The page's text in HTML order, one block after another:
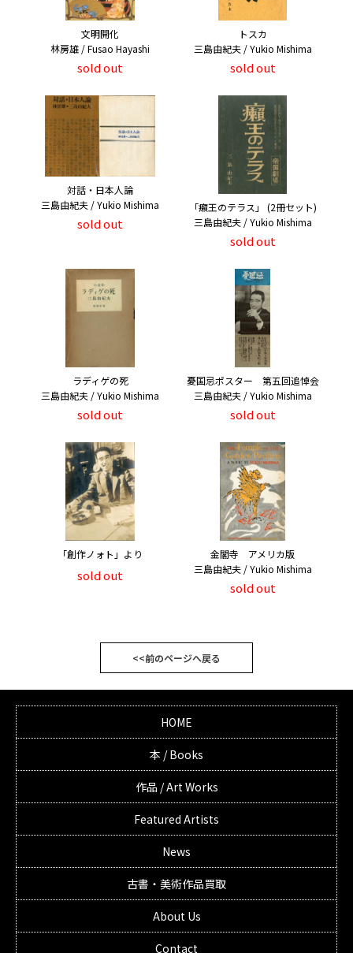
文明開化
林房雄 / Fusao Hayashi
sold out
トスカ
三島由紀夫 / Yukio Mishima
sold out
対話・日本人論
三島由紀夫 / Yukio Mishima
sold out
「癩王のテラス」 (2冊セット)
三島由紀夫 / Yukio Mishima
sold out
ラディゲの死
三島由紀夫 / Yukio Mishima
sold out
憂国忌ポスター 第五回追悼会
三島由紀夫 / Yukio Mishima
sold out
「創作ノォト」より
sold out
金閣寺 アメリカ版
三島由紀夫 / Yukio Mishima
sold out
<<前のページへ戻る
HOME
本 / Books
作品 / Art Works
Featured Artists
News
古書・美術作品買取
About Us
Contact